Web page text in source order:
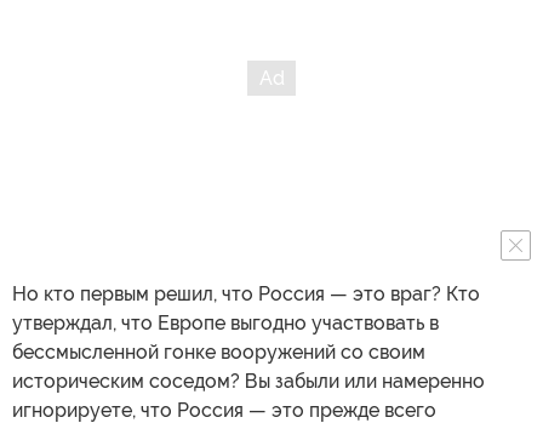
Но кто первым решил, что Россия — это враг? Кто
утверждал, что Европе выгодно участвовать в
бессмысленной гонке вооружений со своим
историческим соседом? Вы забыли или намеренно
игнорируете, что Россия — это прежде всего